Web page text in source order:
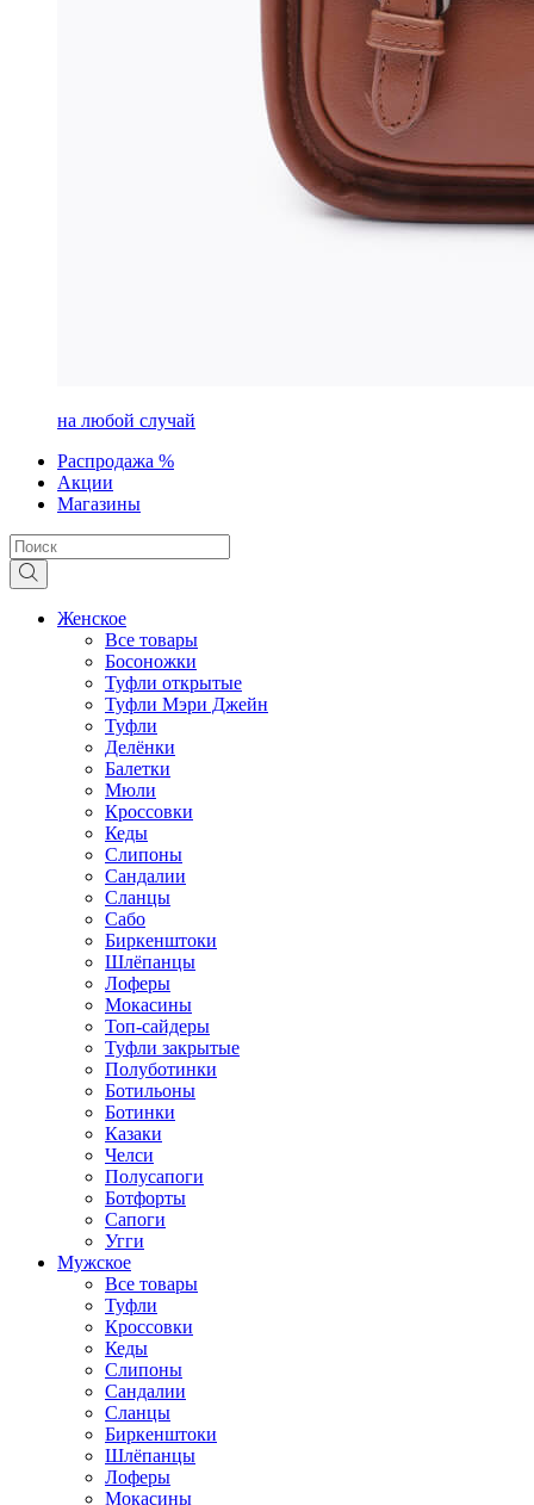
на любой случай
Распродажа %
Акции
Магазины
Женское
Все товары
Босоножки
Туфли открытые
Туфли Мэри Джейн
Туфли
Делёнки
Балетки
Мюли
Кроссовки
Кеды
Слипоны
Сандалии
Сланцы
Сабо
Биркенштоки
Шлёпанцы
Лоферы
Мокасины
Топ-сайдеры
Туфли закрытые
Полуботинки
Ботильоны
Ботинки
Казаки
Челси
Полусапоги
Ботфорты
Сапоги
Угги
Мужское
Все товары
Туфли
Кроссовки
Кеды
Слипоны
Сандалии
Сланцы
Биркенштоки
Шлёпанцы
Лоферы
Мокасины